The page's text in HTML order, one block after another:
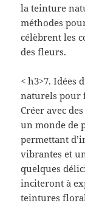
la teinture
méthodes
célèbrent les
des fleurs.
< h3>7. Idées
naturels pour
Créer avec
un monde de
permettant
vibrantes et
quelques
inciteront à
teintures